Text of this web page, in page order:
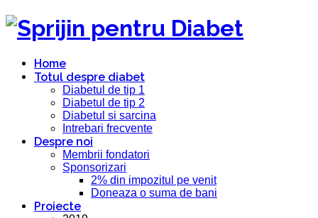
Home
Totul despre diabet
Diabetul de tip 1
Diabetul de tip 2
Diabetul si sarcina
Intrebari frecvente
Despre noi
Membrii fondatori
Sponsorizari
2% din impozitul pe venit
Doneaza o suma de bani
Proiecte